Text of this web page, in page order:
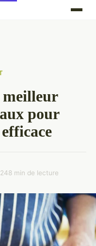
meilleur
pour
8 min de lecture